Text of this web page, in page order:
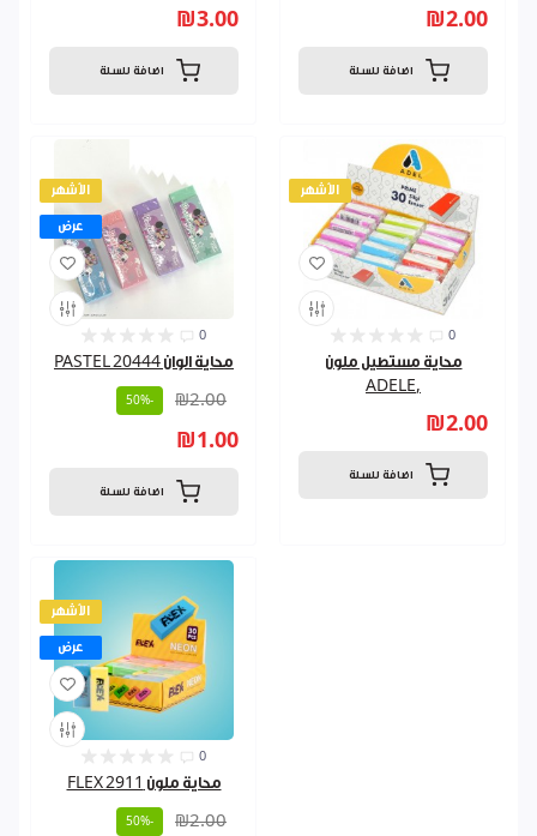
₪3.00
اضافة للسلة
₪2.00
اضافة للسلة
الأشهر
عرض
0
محاية الوان PASTEL 20444
₪2.00
-50%
₪1.00
اضافة للسلة
الأشهر
0
محاية مستطيل ملون
,ADELE
₪2.00
اضافة للسلة
الأشهر
عرض
0
محاية ملون FLEX 2911
₪2.00
-50%